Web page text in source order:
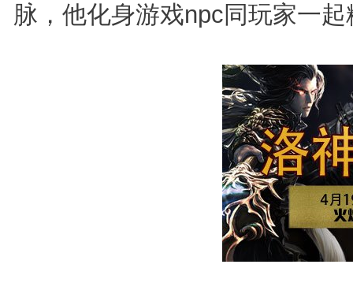
脉，他化身游戏npc同玩家一